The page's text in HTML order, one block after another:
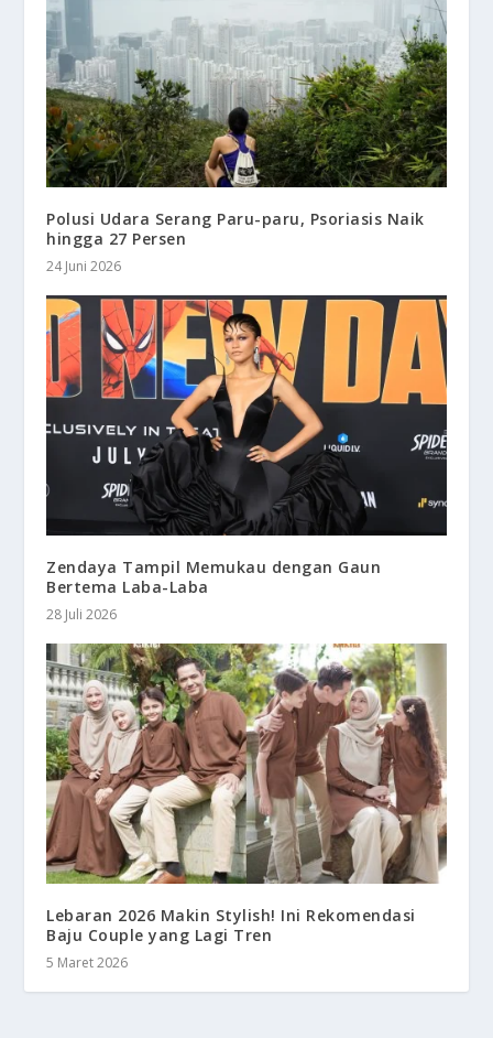
Polusi Udara Serang Paru-paru, Psoriasis Naik
hingga 27 Persen
24 Juni 2026
Zendaya Tampil Memukau dengan Gaun
Bertema Laba-Laba
28 Juli 2026
Lebaran 2026 Makin Stylish! Ini Rekomendasi
Baju Couple yang Lagi Tren
5 Maret 2026